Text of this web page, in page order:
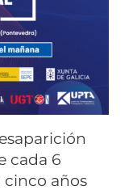
cada 6
cinco años